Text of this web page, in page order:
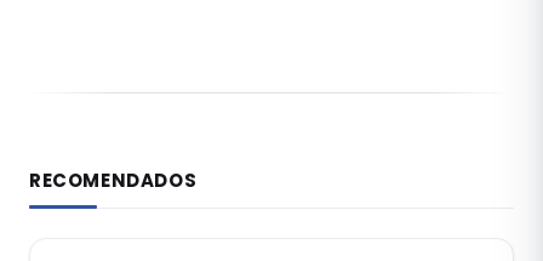
RECOMENDADOS
DERECHO LABORAL